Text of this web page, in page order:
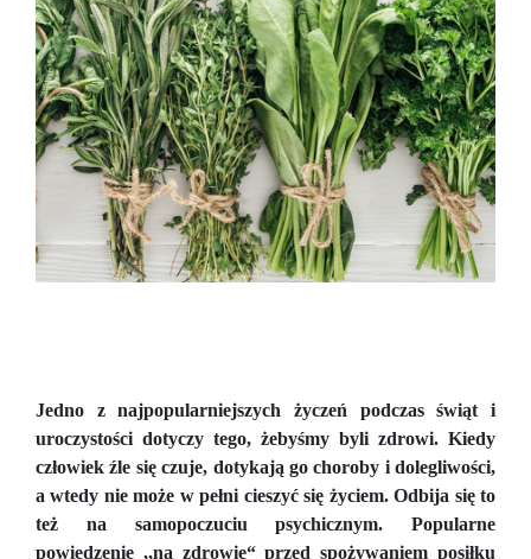
Jedno z najpopularniejszych życzeń podczas świąt i
uroczystości dotyczy tego, żebyśmy byli zdrowi. Kiedy
człowiek źle się czuje, dotykają go choroby i dolegliwości,
a wtedy nie może w pełni cieszyć się życiem. Odbija się to
też na samopoczuciu psychicznym. Popularne
powiedzenie ,,na zdrowie“ przed spożywaniem posiłku